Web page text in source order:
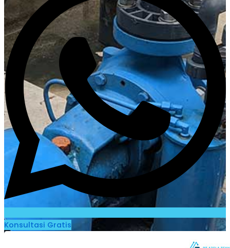
Panel & Kontrol
Panel Electric Pump
Genset
Genset Perkins
Genset Yanmar
Genset V-GEN
Toko
Galeri
Blog
Kontak
X
Konsultasi Gratis